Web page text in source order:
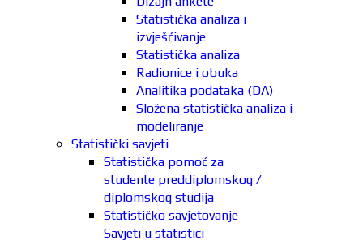
Statistička analiza i
izvješćivanje
Statistička analiza
Radionice i obuka
Analitika podataka (DA)
Složena statistička analiza i
modeliranje
Statistički savjeti
Statistička pomoć za
studente preddiplomskog /
diplomskog studija
Statističko savjetovanje -
Savjeti u statistici